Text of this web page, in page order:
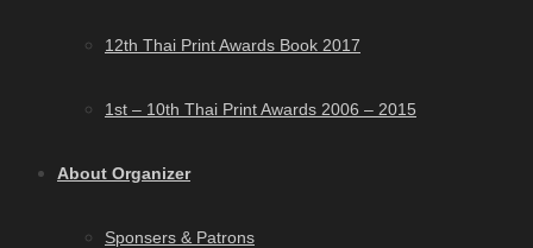
12th Thai Print Awards Book 2017
1st – 10th Thai Print Awards 2006 – 2015
About Organizer
Sponsers & Patrons